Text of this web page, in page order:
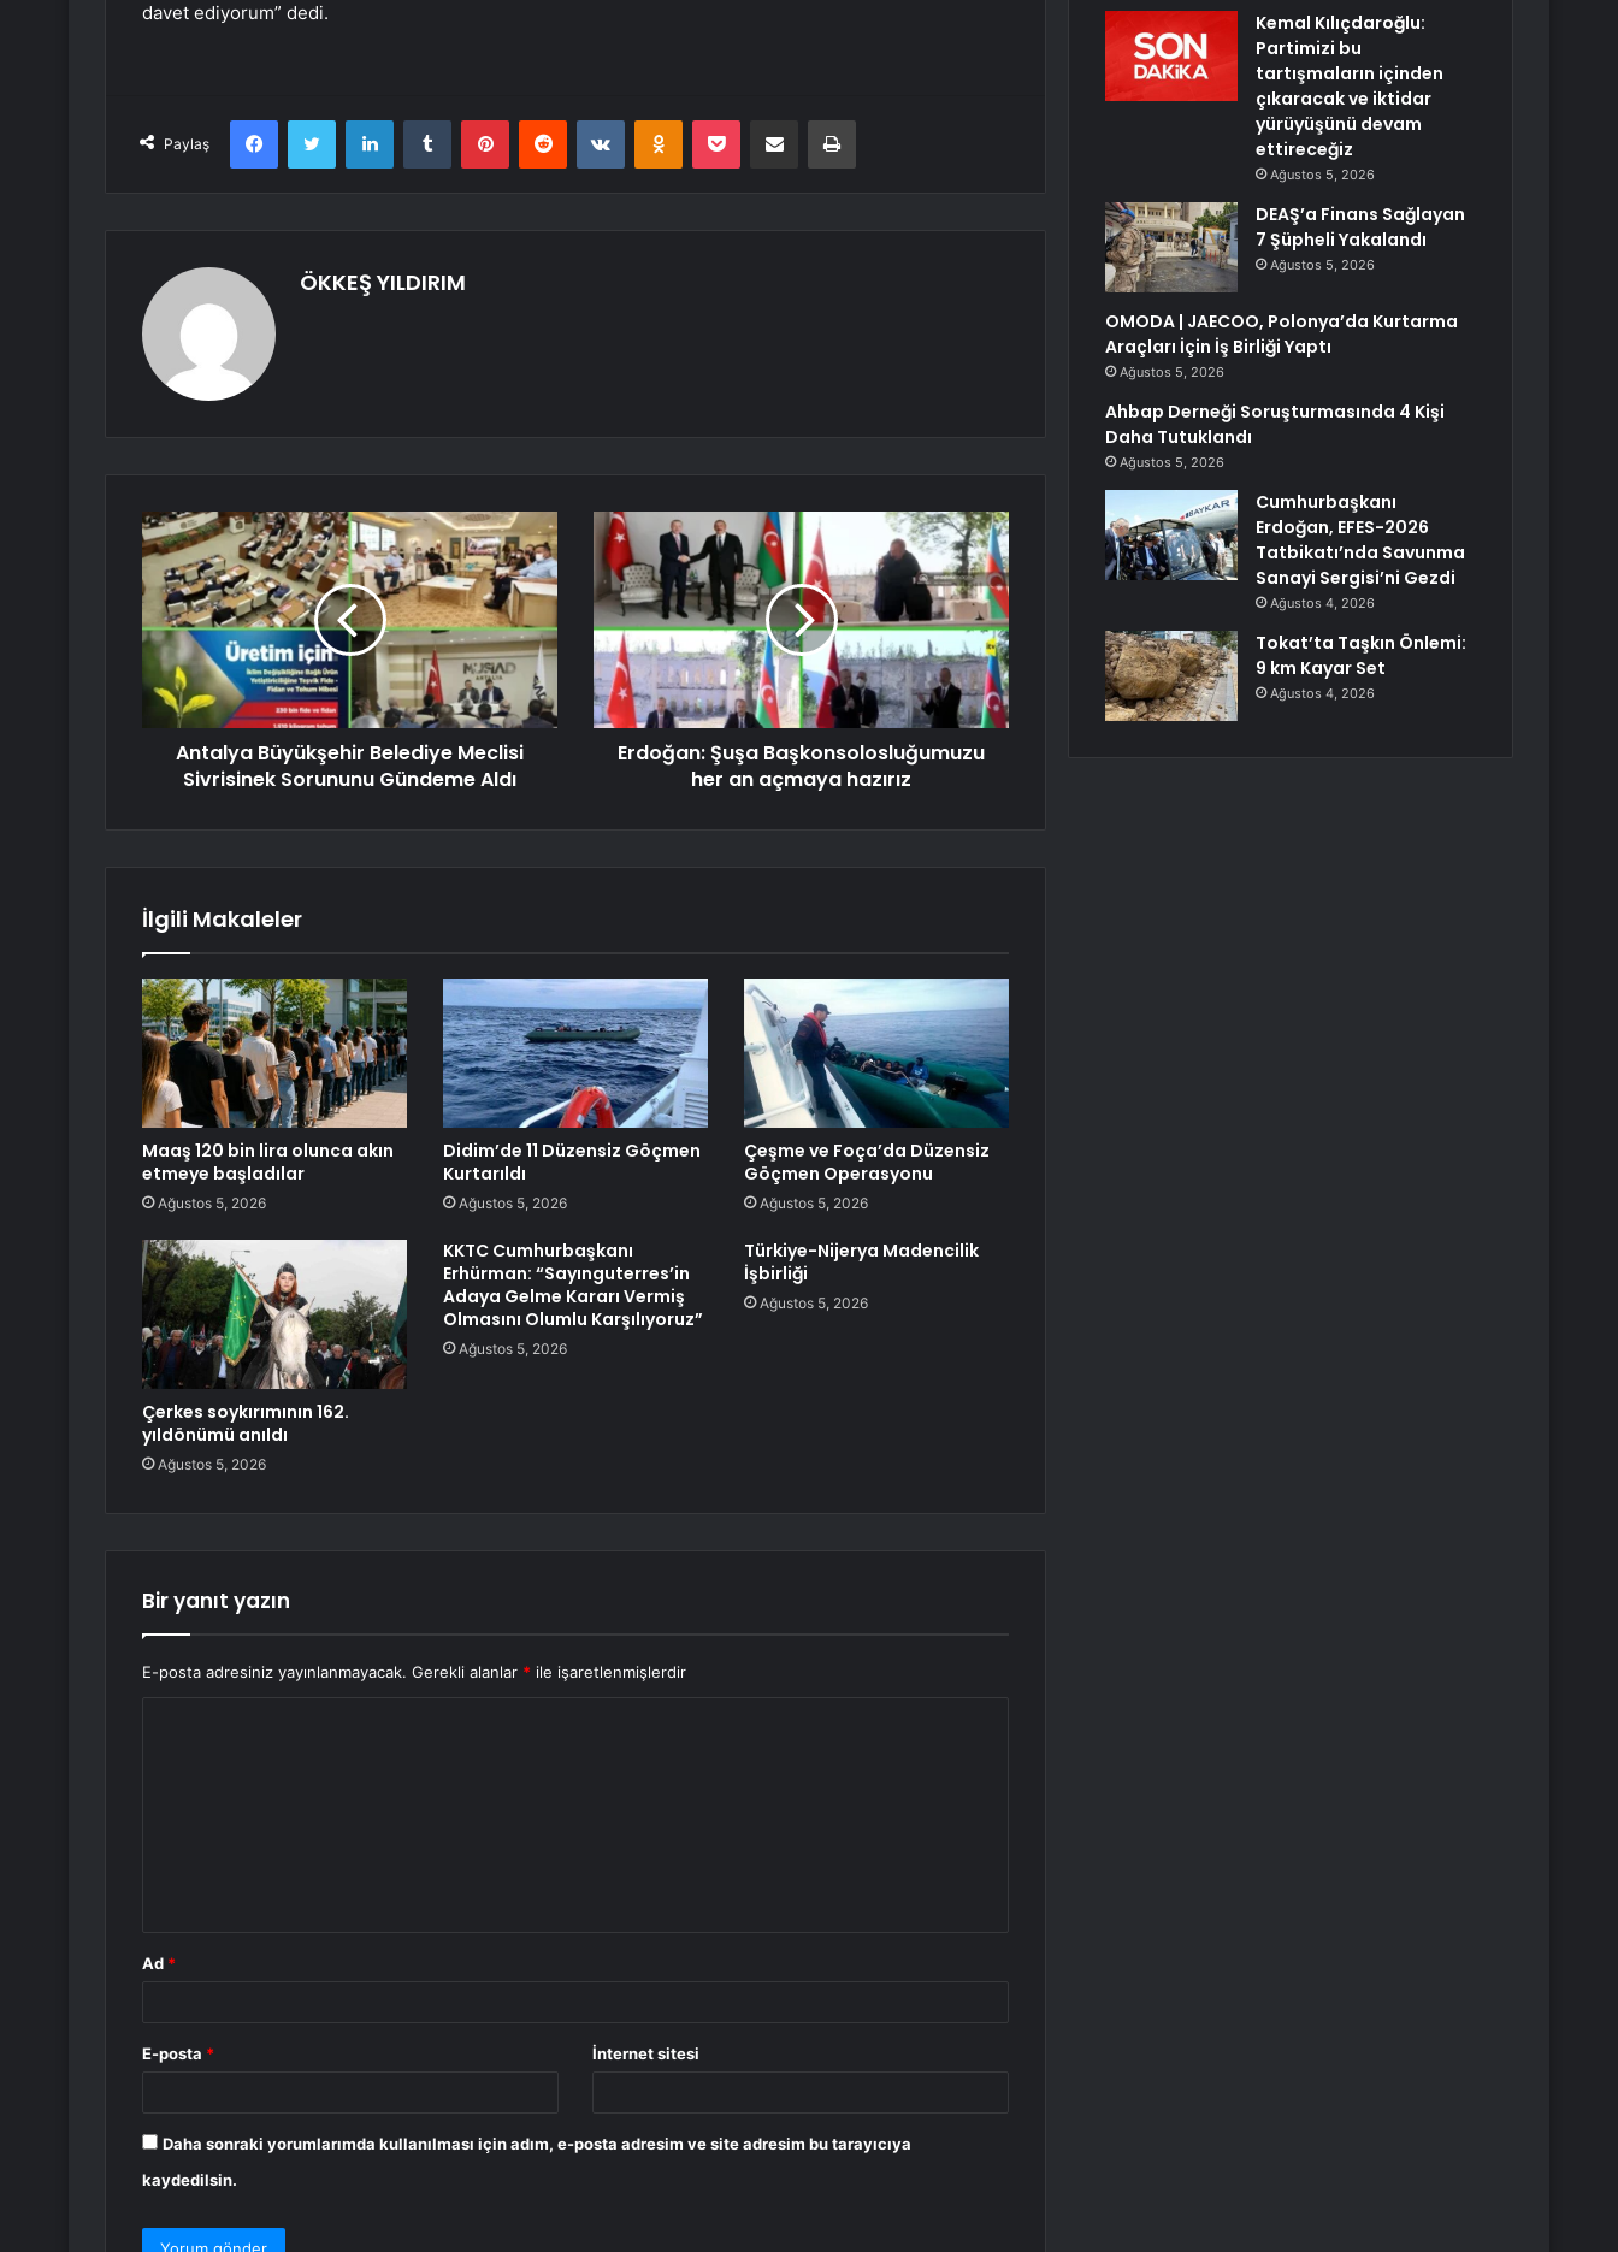
davet ediyorum” dedi.
Paylaş
FacebookTwitter LinkedInTumblr PinterestReddit VKontakteOdnoklassniki
Pocket E-Posta ile paylaş Yazdır
ÖKKEŞ YILDIRIM
Antalya Büyükşehir Belediye Meclisi
Sivrisinek Sorununu Gündeme Aldı
Erdoğan: Şuşa Başkonsolosluğumuzu
her an açmaya hazırız
İlgili Makaleler
Maaş 120 bin lira olunca akın
etmeye başladılar
Ağustos 5, 2026
Didim’de 11 Düzensiz Göçmen
Kurtarıldı
Ağustos 5, 2026
Çeşme ve Foça’da Düzensiz
Göçmen Operasyonu
Ağustos 5, 2026
Çerkes soykırımının 162.
yıldönümü anıldı
Ağustos 5, 2026
KKTC Cumhurbaşkanı
Erhürman: “Sayınguterres’in
Adaya Gelme Kararı Vermiş
Olmasını Olumlu Karşılıyoruz”
Ağustos 5, 2026
Türkiye-Nijerya Madencilik
İşbirliği
Ağustos 5, 2026
Bir yanıt yazın
E-posta adresiniz yayınlanmayacak. Gerekli alanlar * ile işaretlenmişlerdir
Ad *
E-posta * İnternet sitesi
Daha sonraki yorumlarımda kullanılması için adım, e-posta adresim ve site adresim bu tarayıcıya
kaydedilsin.
Kemal Kılıçdaroğlu:
Partimizi bu
tartışmaların içinden
çıkaracak ve iktidar
yürüyüşünü devam
ettireceğiz
Ağustos 5, 2026
DEAŞ’a Finans Sağlayan
7 Şüpheli Yakalandı
Ağustos 5, 2026
OMODA | JAECOO, Polonya’da Kurtarma
Araçları İçin İş Birliği Yaptı
Ağustos 5, 2026
Ahbap Derneği Soruşturmasında 4 Kişi
Daha Tutuklandı
Ağustos 5, 2026
Cumhurbaşkanı
Erdoğan, EFES-2026
Tatbikatı’nda Savunma
Sanayi Sergisi’ni Gezdi
Ağustos 4, 2026
Tokat’ta Taşkın Önlemi:
9 km Kayar Set
Ağustos 4, 2026